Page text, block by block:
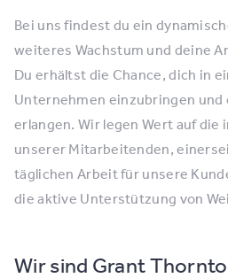
Bei uns findest du ein
weiteres Wachstum und deine
Du erhältst die Chance, dich in
Unternehmen einzubringen und
erlangen. Wir legen Wert auf die
unserer Mitarbeitenden,
täglichen Arbeit für unsere
die aktive Unterstützung von
Wir sind Grant